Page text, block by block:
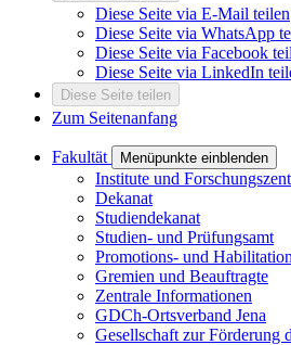
Diese Seite via E-Mail teilen
Diese Seite via WhatsApp
Diese Seite via Facebook
Diese Seite via LinkedIn
Diese Seite teilen
Zum Seitenanfang
Fakultät Menüpunkte einblenden
Institute und
Dekanat
Studiendekanat
Studien- und Prüfungsamt
Promotions- und
Gremien und Beauftragte
Zentrale Informationen
GDCh-Ortsverband Jena
Gesellschaft zur Förderung